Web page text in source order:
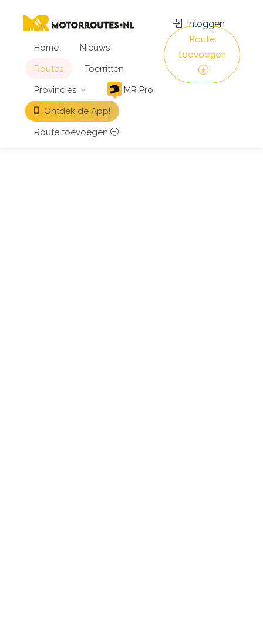
Home
Nieuws
Routes
Toerritten
Provincies
MR Pro
Ontdek de App!
Route toevoegen
Inloggen
Route
toevoegen